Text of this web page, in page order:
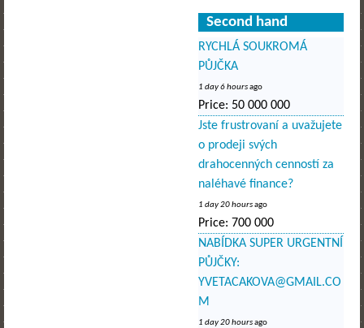
Second hand
RYCHLÁ SOUKROMÁ
PŮJČKA
1 day 6 hoursago
Price: 50 000 000
Jste frustrovaní a uvažujete
o prodeji svých
drahocenných cenností za
naléhavé finance?
1 day 20 hoursago
Price: 700 000
NABÍDKA SUPER URGENTNÍ
PŮJČKY:
YVETACAKOVA@GMAIL.CO
M
1 day 20 hoursago